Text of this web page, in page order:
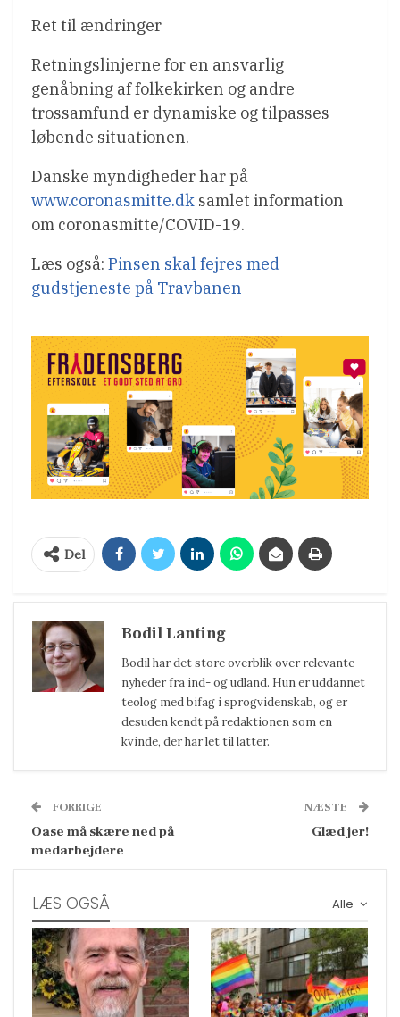
Ret til ændringer
Retningslinjerne for en ansvarlig
genåbning af folkekirken og andre
trossamfund er dynamiske og tilpasses
løbende situationen.
Danske myndigheder har på
www.coronasmitte.dk samlet information
om coronasmitte/COVID-19.
Læs også: Pinsen skal fejres med
gudstjeneste på Travbanen
Del
Bodil Lanting
Bodil har det store overblik over relevante
nyheder fra ind- og udland. Hun er uddannet
teolog med bifag i sprogvidenskab, og er
desuden kendt på redaktionen som en
kvinde, der har let til latter.
FORRIGE
Oase må skære ned på
medarbejdere
NÆSTE
Glæd jer!
Alle
LÆS OGSÅ